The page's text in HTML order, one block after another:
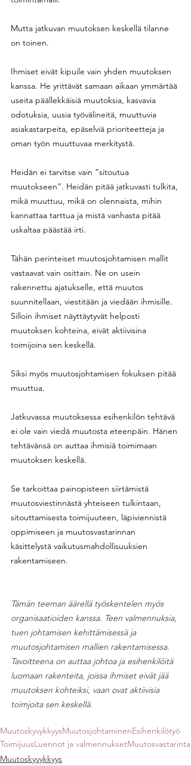
Mutta jatkuvan muutoksen keskellä tilanne
on toinen.
Ihmiset eivät kipuile vain yhden muutoksen
kanssa. He yrittävät samaan aikaan ymmärtää
useita päällekkäisiä muutoksia, kasvavia
odotuksia, uusia työvälineitä, muuttuvia
asiakastarpeita, epäselviä prioriteetteja ja
oman työn muuttuvaa merkitystä.
Heidän ei tarvitse vain “sitoutua
muutokseen”. Heidän pitää jatkuvasti tulkita,
mikä muuttuu, mikä on olennaista, mihin
kannattaa tarttua ja mistä vanhasta pitää
uskaltaa päästää irti.
Tähän perinteiset muutosjohtamisen mallit
vastaavat vain osittain. Ne on usein
rakennettu ajatukselle, että muutos
suunnitellaan, viestitään ja viedään ihmisille.
Silloin ihmiset näyttäytyvät helposti
muutoksen kohteina, eivät aktiivisina
toimijoina sen keskellä.
Siksi myös muutosjohtamisen fokuksen pitää
muuttua.
Jatkuvassa muutoksessa esihenkilön tehtävä
ei ole vain viedä muutosta eteenpäin. Hänen
tehtävänsä on auttaa ihmisiä toimimaan
muutoksen keskellä.
Se tarkoittaa painopisteen siirtämistä
muutosviestinnästä yhteiseen tulkintaan,
sitouttamisesta toimijuuteen, läpiviennistä
oppimiseen ja muutosvastarinnan
käsittelystä vaikutusmahdollisuuksien
rakentamiseen.
Tämän teeman äärellä työskentelen myös
organisaatioiden kanssa. Teen valmennuksia,
tuen johtamisen kehittämisessä ja
muutosjohtamisen mallien rakentamisessa.
Tavoitteena on auttaa johtoa ja esihenkilöitä
luomaan rakenteita, joissa ihmiset eivät jää
muutoksen kohteiksi, vaan ovat aktiivisia
toimjoita sen keskellä.
MuutoskyvykkyysMuutosjohtaminenEsihenkilötyö
ToimijuusLuennot ja valmennuksetMuutosvastarinta
Muutoskyvykkyys